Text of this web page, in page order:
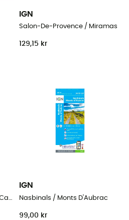
IGN
Salon-De-Provence / Miramas
129,15 kr
Morlaix.Plestin-Les-Grèves.Carantec
IGN
Nasbinals / Monts D'Aubrac
99,00 kr